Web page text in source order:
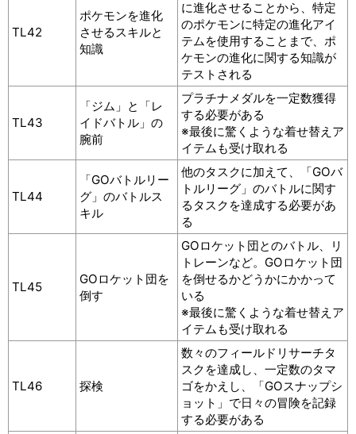
TL42
ポケモンを進化
させるスキルと
知識
に進化させることから、特定
のポケモンに特定の進化アイ
テムを使用することまで、ポ
ケモンの進化に関する知識が
テストされる
TL43
「ジム」と「レ
イドバトル」の
腕前
プラチナメダルを一定数獲得
する必要がある
※最後に驚くような着せ替えア
イテムも受け取れる
TL44
「GOバトルリー
グ」のバトルス
キル
他のタスクに加えて、「GOバ
トルリーグ」のバトルに関す
るタスクを達成する必要があ
る
TL45
GOロケット団を
倒す
GOロケット団とのバトル、リ
トレーンなど。GOロケット団
を倒せるかどうかにかかって
いる
※最後に驚くような着せ替えア
イテムも受け取れる
TL46 探検
数々のフィールドリサーチタ
スクを達成し、一定数のタマ
ゴをかえし、「GOスナップシ
ョット」で日々の冒険を記録
する必要がある